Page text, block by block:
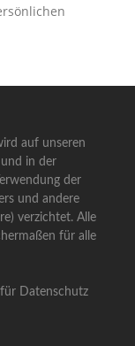
auf unseren
in der
der
und andere
verzichtet. Alle
für alle
Datenschutz